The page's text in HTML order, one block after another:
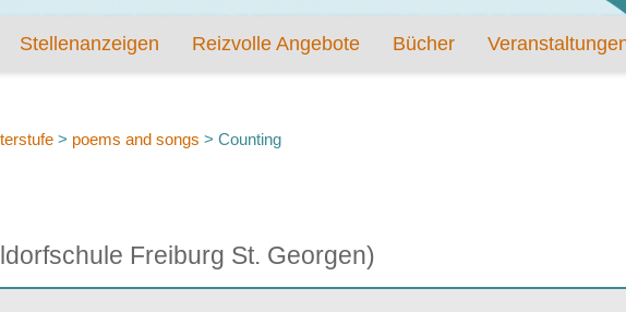
Stellenanzeigen Reizvolle Angebote Bücher
> poems and songs > Counting
Freiburg St. Georgen)